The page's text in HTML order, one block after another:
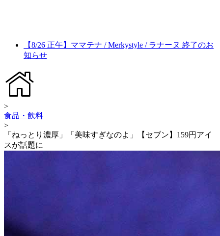
【8/26 正午】ママテナ / Merkystyle / ラナーヌ 終了のお
知らせ
>
食品・飲料
>
「ねっとり濃厚」「美味すぎなのよ」【セブン】159円アイ
スが話題に